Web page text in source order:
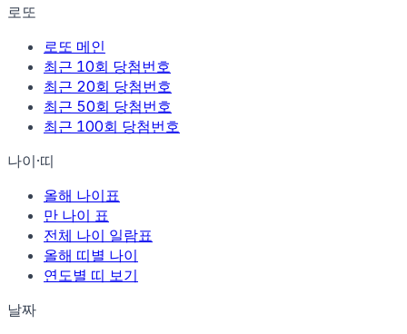
로또
로또 메인
최근 10회 당첨번호
최근 20회 당첨번호
최근 50회 당첨번호
최근 100회 당첨번호
나이·띠
올해 나이표
만 나이 표
전체 나이 일람표
올해 띠별 나이
연도별 띠 보기
날짜